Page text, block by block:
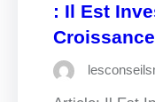
: Il Est